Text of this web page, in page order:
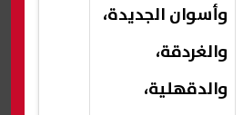
وأسوان الجديدة،
والغردقة،
والدقهلية،